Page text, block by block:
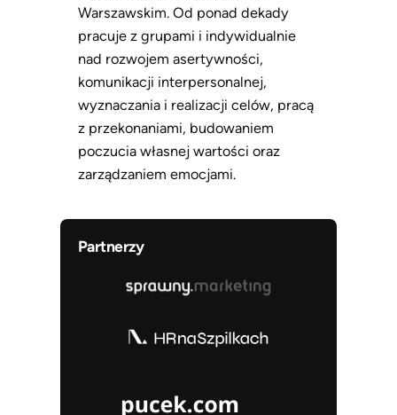
Warszawskim. Od ponad dekady
pracuje z grupami i indywidualnie
nad rozwojem asertywności,
komunikacji interpersonalnej,
wyznaczania i realizacji celów, pracą
z przekonaniami, budowaniem
poczucia własnej wartości oraz
zarządzaniem emocjami.
Partnerzy